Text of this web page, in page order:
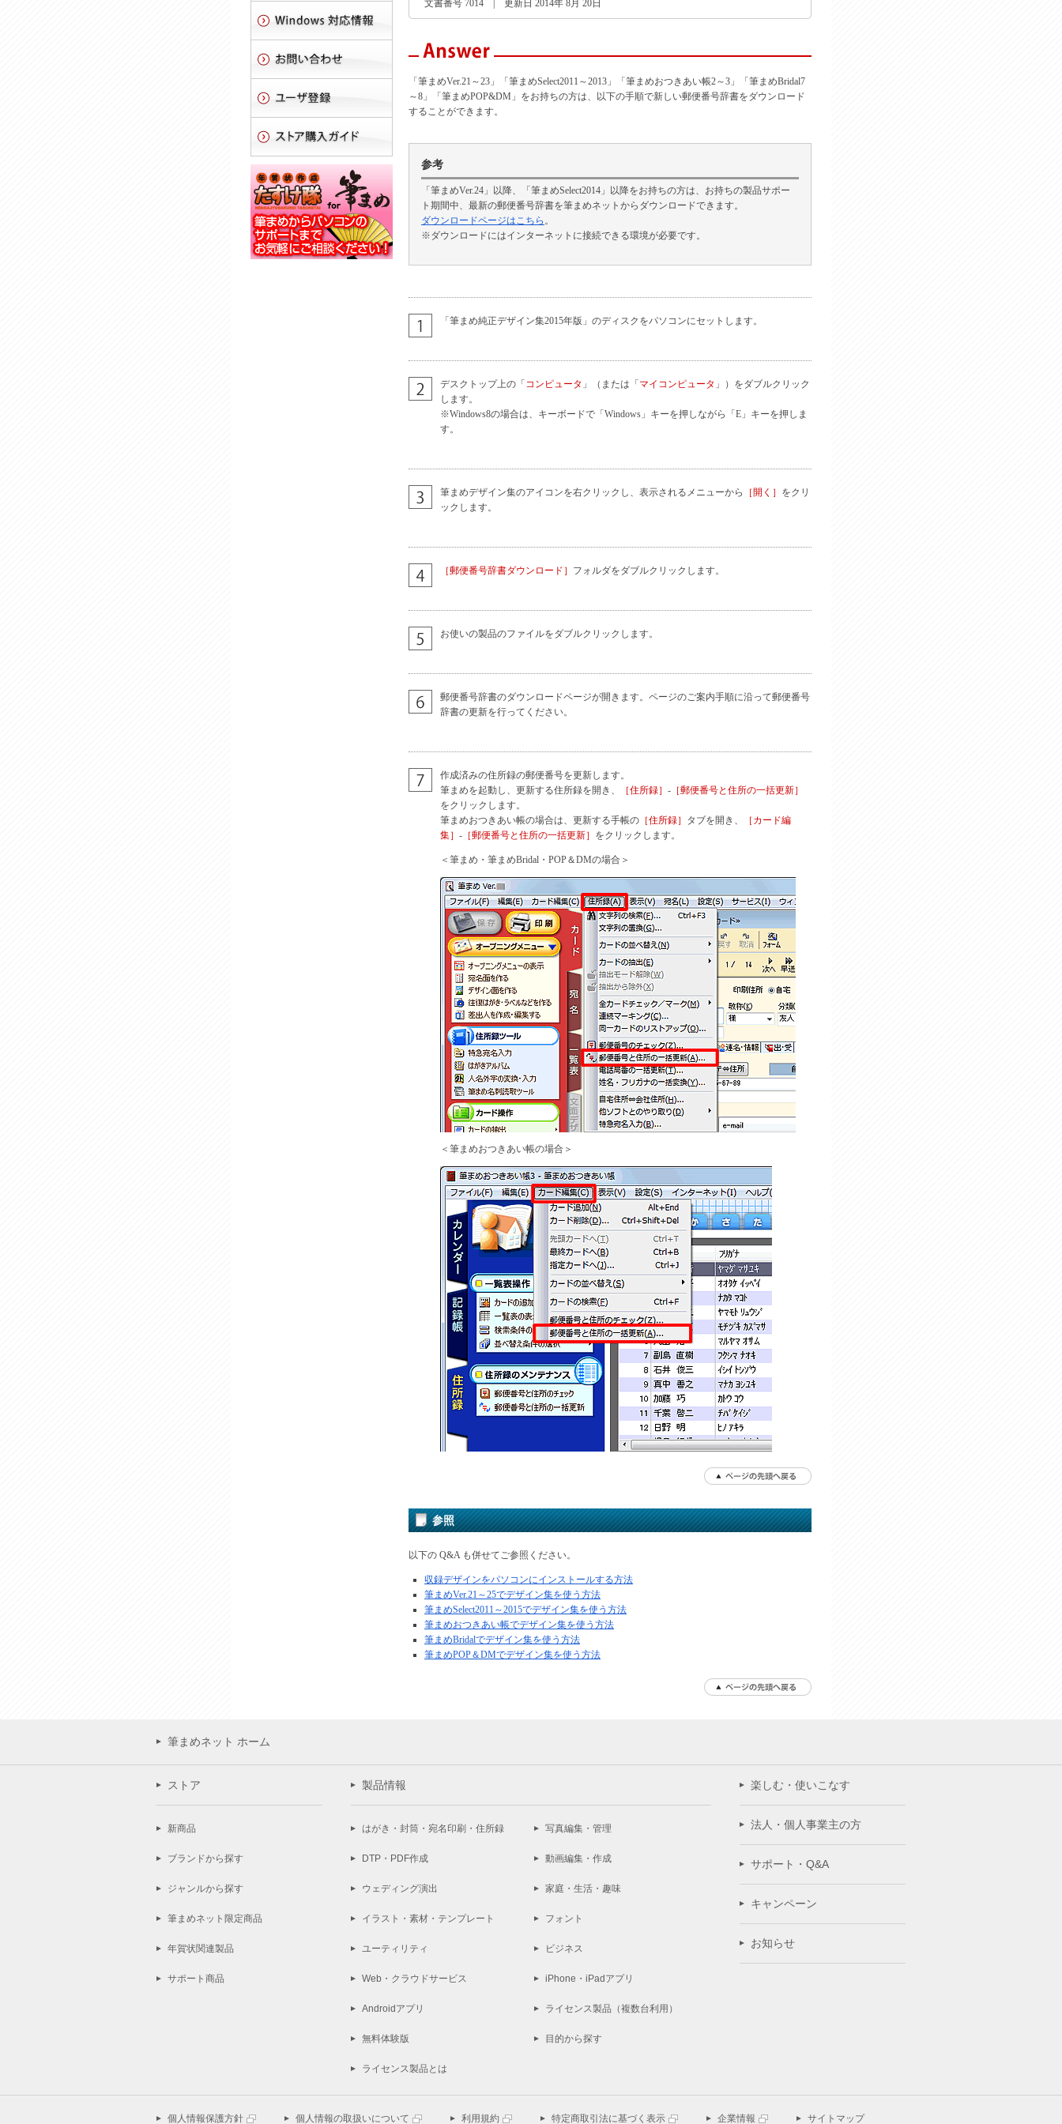
文書番号 7014 | 更新日 2014年 8月 20日
「筆まめVer.21～23」「筆まめSelect2011～2013」「筆まめおつきあい帳2～3」「筆まめBridal7
～8」「筆まめPOP&DM」をお持ちの方は、以下の手順で新しい郵便番号辞書をダウンロード
することができます。
参考
「筆まめVer.24」以降、「筆まめSelect2014」以降をお持ちの方は、お持ちの製品サポー
ト期間中、最新の郵便番号辞書を筆まめネットからダウンロードできます。
ダウンロードページはこちら 。
※ダウンロードにはインターネットに接続できる環境が必要です。
「筆まめ純正デザイン集2015年版」のディスクをパソコンにセットします。
デスクトップ上の「 コンピュータ 」（または「 マイコンピュータ 」）をダブルクリック
します。
※Windows8の場合は、キーボードで「Windows」キーを押しながら「E」キーを押しま
す。
筆まめデザイン集のアイコンを右クリックし、表示されるメニューから ［開く］ をクリ
ックします。
［郵便番号辞書ダウンロード］ フォルダをダブルクリックします。
お使いの製品のファイルをダブルクリックします。
郵便番号辞書のダウンロードページが開きます。ページのご案内手順に沿って郵便番号
辞書の更新を行ってください。
作成済みの住所録の郵便番号を更新します。
筆まめを起動し、更新する住所録を開き、
［住所録］ - ［郵便番号と住所の一括更新］
をクリックします。
筆まめおつきあい帳の場合は、更新する手帳の ［住所録］ タブを開き、
［カード編
集］ - ［郵便番号と住所の一括更新］ をクリックします。
＜筆まめ・筆まめBridal・POP＆DMの場合＞
＜筆まめおつきあい帳の場合＞
参照
以下の Q&A も併せてご参照ください。
収録デザインをパソコンにインストールする方法
筆まめVer.21～25でデザイン集を使う方法
筆まめSelect2011～2015でデザイン集を使う方法
筆まめおつきあい帳でデザイン集を使う方法
筆まめBridalでデザイン集を使う方法
筆まめPOP＆DMでデザイン集を使う方法
筆まめネット ホーム
ストア
新商品
ブランドから探す
ジャンルから探す
筆まめネット限定商品
年賀状関連製品
サポート商品
製品情報
はがき・封筒・宛名印刷・住所録 写真編集・管理
DTP・PDF作成 動画編集・作成
ウェディング演出 家庭・生活・趣味
イラスト・素材・テンプレート フォント
ユーティリティ ビジネス
Web・クラウドサービス iPhone・iPadアプリ
Androidアプリ ライセンス製品（複数台利用）
無料体験版 目的から探す
ライセンス製品とは
楽しむ・使いこなす
法人・個人事業主の方
サポート・Q&A
キャンペーン
お知らせ
個人情報保護方針 個人情報の取扱いについて 利用規約 特定商取引法に基づく表示 企業情報 サイトマップ